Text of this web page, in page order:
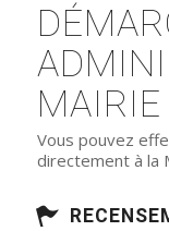
MAIRIE
Vous pouvez
directement à la